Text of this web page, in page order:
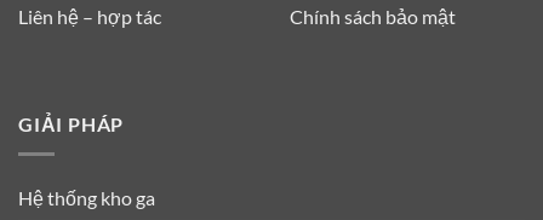
Liên hệ – hợp tác Chính sách bảo mật
GIẢI PHÁP
Hệ thống kho ga